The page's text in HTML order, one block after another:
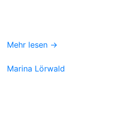
Mehr lesen →
Marina Lörwald